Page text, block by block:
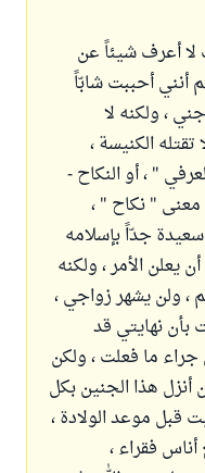
27 عاماً كنت لا أعرف شيئاً عن
أنني أحببت شابّاً
، ولكنه لا
الكنيسة ،
" ، أو النكاح -
" نكاح " ،
جدّاً بإسلامه
الأمر ، ولكنه
، ولن يشهر زواجي ،
بأن نهايتي قد
ما فعلت ، ولكن
أنزل هذا الجنين بكل
قبل موعد الولادة ،
فقراء ،